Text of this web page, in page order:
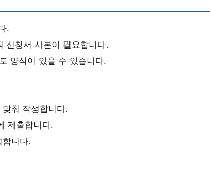
.
신청서 사본이 필요합니다.
양식이 있을 수 있습니다.
춰 작성합니다.
제출합니다.
니다.